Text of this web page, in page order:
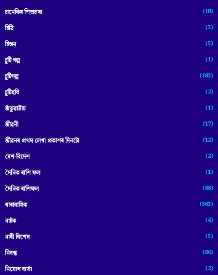
চানেকিৰ শিশুচ’ৰা (18)
চিঠি (3)
চিন্তন (5)
চুটি গল্প (1)
চুটিগল্প (183)
চুটিছবি (2)
জঁতুৱাঠাঁচ (1)
জীৱনী (17)
জীৱনৰ প্ৰথম লেখা প্ৰকাশৰ দিনটো (12)
দেশ-বিদেশ (2)
দৈনিক ৰাশি ফল (1)
দৈনিক ৰাশিফল (68)
ধাৰাবাহিক (363)
নাটক (4)
নাৰী বিশেষ (5)
নিবন্ধ (66)
নিয়োগ বাৰ্তা (2)